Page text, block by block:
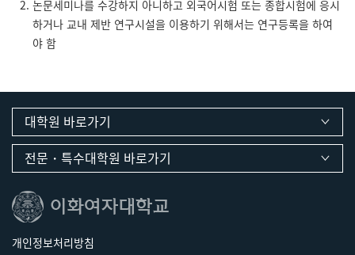
논문세미나를 수강하지 아니하고 외국어시험 또는 종합시험에 응시
하거나 교내 제반 연구시설을 이용하기 위해서는 연구등록을 하여
야 함
대학원 바로가기
전문・특수대학원 바로가기
개인정보처리방침